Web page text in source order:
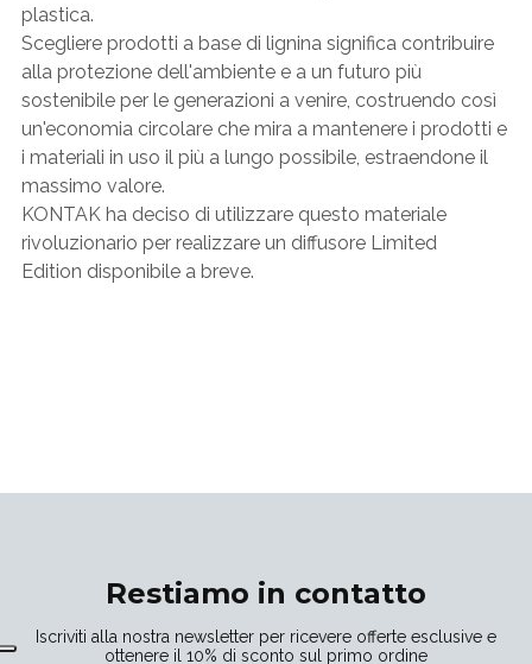
plastica.
Scegliere prodotti a base di lignina significa contribuire
alla protezione dell'ambiente e a un futuro più
sostenibile per le generazioni a venire, costruendo così
un'economia circolare che mira a mantenere i prodotti e
i materiali in uso il più a lungo possibile, estraendone il
massimo valore.
KONTAK ha deciso di utilizzare questo materiale
rivoluzionario per realizzare un diffusore Limited
Edition disponibile a breve.
Restiamo in contatto
Iscriviti alla nostra newsletter per ricevere offerte esclusive e
ottenere il 10% di sconto sul primo ordine